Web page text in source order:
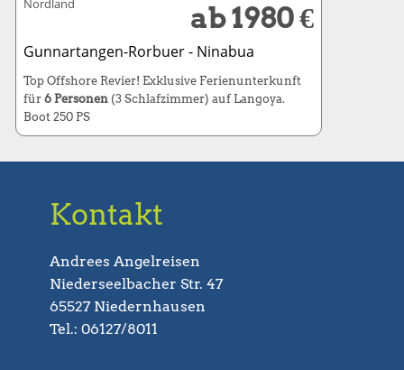
ab 1980 €
Gunnartangen-Rorbuer - Ninabua
Top Offshore Revier! Exklusive Ferienunterkunft
für 6 Personen(3 Schlafzimmer) auf Langoya.
Boot 250 PS
Kontakt
Andrees Angelreisen
Niederseelbacher Str. 47
65527 Niedernhausen
Tel.: 06127/8011